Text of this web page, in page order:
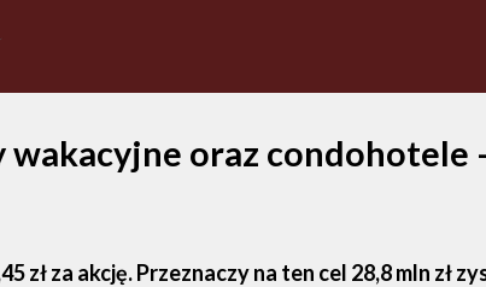
oraz condohotele
zł za akcję. Przeznaczy na ten cel 28,8 mln